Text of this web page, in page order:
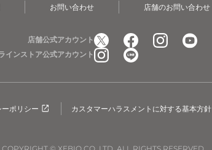
お問い合わせ 店舗のお問い合わせ
店舗公式アカウント
インストア公式アカウント
ポリシー カスタマーハラスメントに対する基本方針